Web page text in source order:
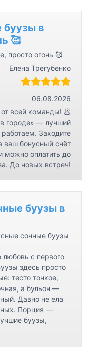
буузы в
🥰
просто огонь 🥰
Елена Трегубенко
06.08.2026
всей команды! 🥟
городе» — лучший
Заходите
ваш бонусный счёт
можно оплатить до
До новых встреч!
буузы в
сочные буузы
любовь с первого
здесь просто
тесто тонкое,
а бульон —
Давно не ела
Порция —
буузы,